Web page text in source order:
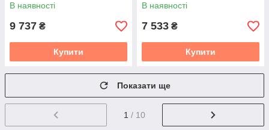
В наявності
9 737 ₴
Купити
В наявності
7 533 ₴
Купити
Показати ще
1 / 10